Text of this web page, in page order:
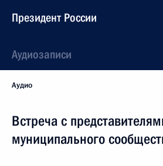
Президент России
Аудиозаписи
Аудио
Встреча с
муниципального